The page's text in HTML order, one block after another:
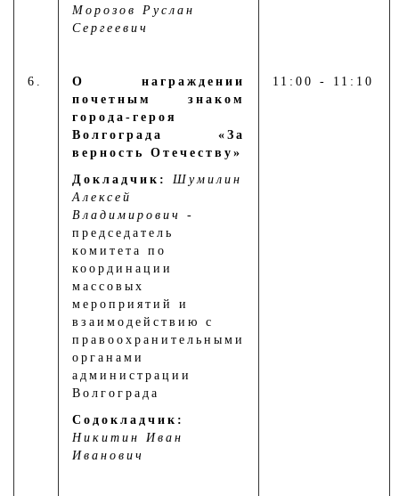
Морозов Руслан
Сергеевич
6.
О награждении
почетным знаком
города-героя
Волгограда «За
верность Отечеству»
Докладчик: Шумилин
Алексей
Владимирович
-
председатель
комитета по
координации
массовых
мероприятий и
взаимодействию с
правоохранительными
органами
администрации
Волгограда
Содокладчик:
Никитин Иван
Иванович
11:00 - 11:10